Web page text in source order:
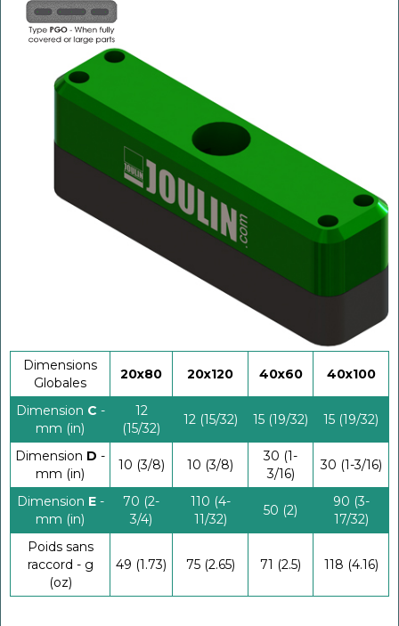
Dimensions
Globales
20x80 20x120 40x60 40x100
Dimension C -
mm (in)
12
(15/32)
12 (15/32) 15 (19/32) 15 (19/32)
Dimension D -
mm (in)
10 (3/8) 10 (3/8)
30 (1-
3/16)
30 (1-3/16)
Dimension E-
mm (in)
70 (2-
3/4)
110 (4-
11/32)
50 (2)
90 (3-
17/32)
Poids sans
raccord - g
(oz)
49 (1.73) 75 (2.65) 71 (2.5) 118 (4.16)